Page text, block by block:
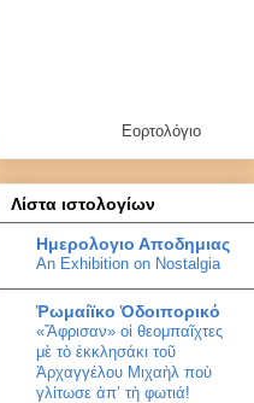
Εορτολόγιο
Λίστα ιστολογίων
Ημερολογιο Αποδημιας
An Exhibition on Nostalgia
Ῥωμαίϊκο Ὁδοιπορικό
«Ἄφρισαν» οἱ θεομπαῖχτες
μὲ τὸ ἐκκλησάκι τοῦ
Ἀρχαγγέλου Μιχαὴλ ποὺ
γλίτωσε ἀπ’ τὴ φωτιά!